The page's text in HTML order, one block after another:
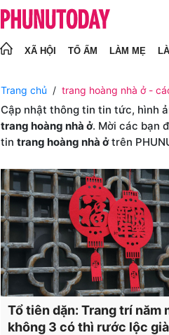
XÃ HỘI TỔ ẤM LÀM MẸ
Trang chủ trang hoàng nhà ở -
Cập nhật thông tin tin tức, hình
trang hoàng nhà ở. Mời các bạn
tin trang hoàng nhà ởtrên
Tổ tiên dặn: Trang trí năm
không 3 có thì rước lộc